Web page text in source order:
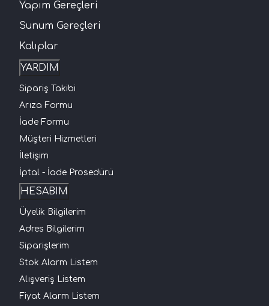
Yapım Gereçleri
Sunum Gereçleri
Kalıplar
YARDIM
Sipariş Takibi
Arıza Formu
İade Formu
Müşteri Hizmetleri
İletişim
İptal - İade Prosedürü
HESABIM
Üyelik Bilgilerim
Adres Bilgilerim
Siparişlerim
Stok Alarm Listem
Alışveriş Listem
Fiyat Alarm Listem